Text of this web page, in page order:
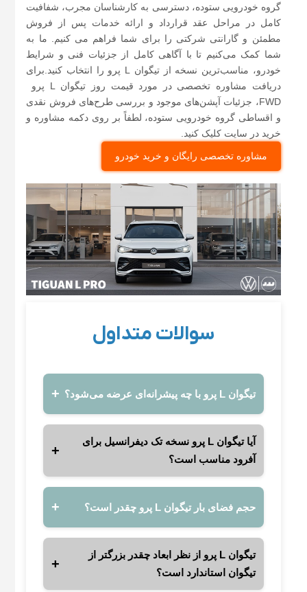
گروه خودرویی ستوده، دسترسی به کارشناسان مجرب، شفافیت
کامل در مراحل عقد قرارداد و ارائه خدمات پس از فروش
مطمئن و گارانتی شرکتی را برای شما فراهم می کنیم. ما به
شما کمک می‌کنیم تا با آگاهی کامل از جزئیات فنی و شرایط
خودرو، مناسب‌ترین نسخه از تیگوان L پرو را انتخاب کنید.برای
دریافت مشاوره تخصصی در مورد قیمت روز تیگوان L پرو
FWD، جزئیات آپشن‌های موجود و بررسی طرح‌های فروش نقدی
و اقساطی گروه خودرویی ستوده، لطفاً بر روی دکمه‌ مشاوره و
خرید در سایت کلیک کنید.
مشاوره تخصصی رایگان و خرید خودرو
سوالات متداول
تیگوان L پرو با چه پیشرانه‌ای عرضه می‌شود؟
آیا تیگوان L پرو نسخه تک دیفرانسیل برای
آفرود مناسب است؟
حجم فضای بار تیگوان L پرو چقدر است؟
تیگوان L پرو از نظر ابعاد چقدر بزرگتر از
تیگوان استاندارد است؟